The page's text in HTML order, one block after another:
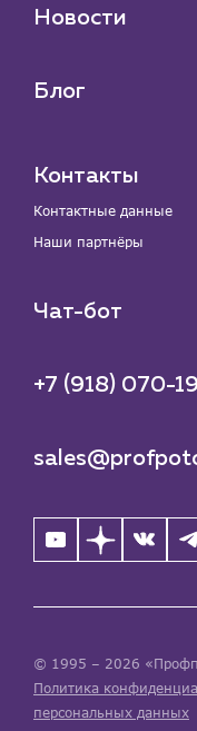
Новости
Блог
Контакты
Контактные данные
Наши партнёры
Чат-бот
+7 (918) 070-
© 1995 – 2026
Политика
персональных данных